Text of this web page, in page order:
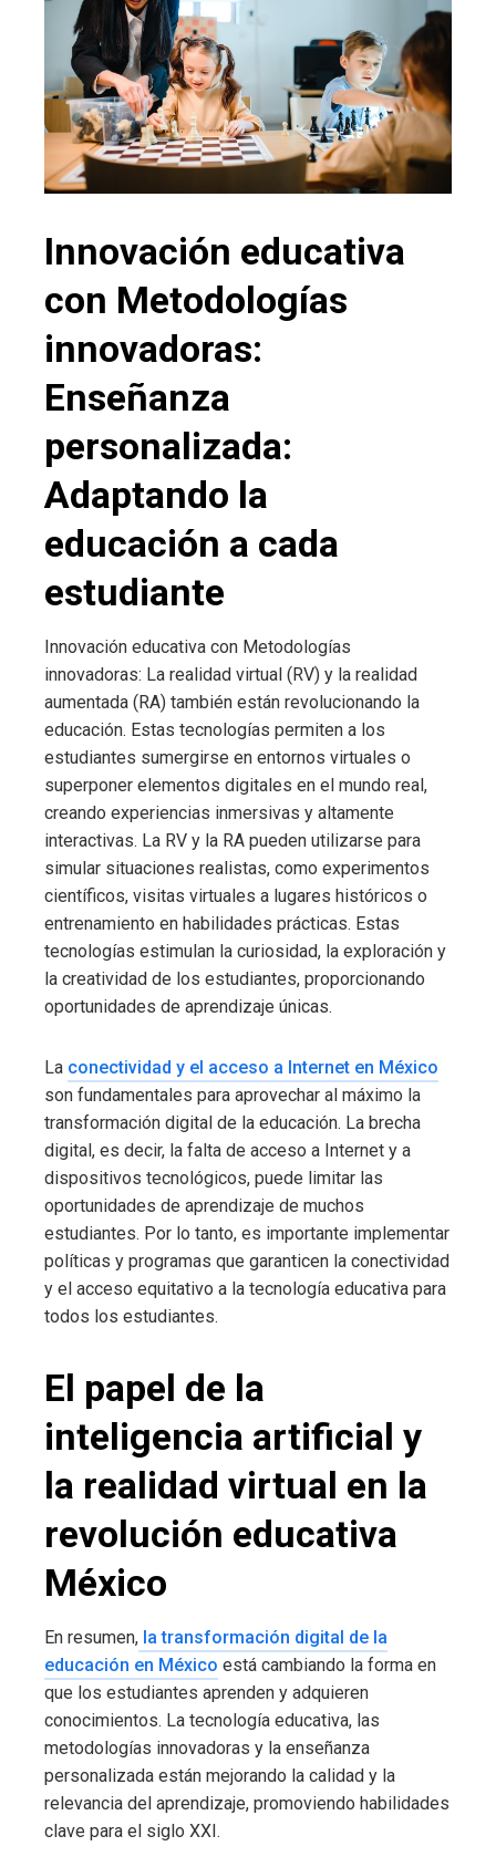
Innovación educativa
con Metodologías
innovadoras:
Enseñanza
personalizada:
Adaptando la
educación a cada
estudiante
Innovación educativa con Metodologías
innovadoras: La realidad virtual (RV) y la realidad
aumentada (RA) también están revolucionando la
educación. Estas tecnologías permiten a los
estudiantes sumergirse en entornos virtuales o
superponer elementos digitales en el mundo real,
creando experiencias inmersivas y altamente
interactivas. La RV y la RA pueden utilizarse para
simular situaciones realistas, como experimentos
científicos, visitas virtuales a lugares históricos o
entrenamiento en habilidades prácticas. Estas
tecnologías estimulan la curiosidad, la exploración y
la creatividad de los estudiantes, proporcionando
oportunidades de aprendizaje únicas.
La conectividad y el acceso a Internet en México
son fundamentales para aprovechar al máximo la
transformación digital de la educación. La brecha
digital, es decir, la falta de acceso a Internet y a
dispositivos tecnológicos, puede limitar las
oportunidades de aprendizaje de muchos
estudiantes. Por lo tanto, es importante implementar
políticas y programas que garanticen la conectividad
y el acceso equitativo a la tecnología educativa para
todos los estudiantes.
El papel de la
inteligencia artificial y
la realidad virtual en la
revolución educativa
México
En resumen, la transformación digital de la
educación en México está cambiando la forma en
que los estudiantes aprenden y adquieren
conocimientos. La tecnología educativa, las
metodologías innovadoras y la enseñanza
personalizada están mejorando la calidad y la
relevancia del aprendizaje, promoviendo habilidades
clave para el siglo XXI.